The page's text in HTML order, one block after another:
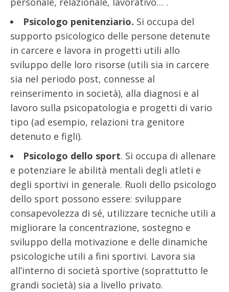
Psicologo penitenziario. Si occupa del
supporto psicologico delle persone detenute
in carcere e lavora in progetti utili allo
sviluppo delle loro risorse (utili sia in carcere
sia nel periodo post, connesse al
reinserimento in società), alla diagnosi e al
lavoro sulla psicopatologia e progetti di vario
tipo (ad esempio, relazioni tra genitore
detenuto e figli).
Psicologo dello sport. Si occupa di allenare
e potenziare le abilità mentali degli atleti e
degli sportivi in generale. Ruoli dello psicologo
dello sport possono essere: sviluppare
consapevolezza di sé, utilizzare tecniche utili a
migliorare la concentrazione, sostegno e
sviluppo della motivazione e delle dinamiche
psicologiche utili a fini sportivi. Lavora sia
all’interno di società sportive (soprattutto le
grandi società) sia a livello privato.